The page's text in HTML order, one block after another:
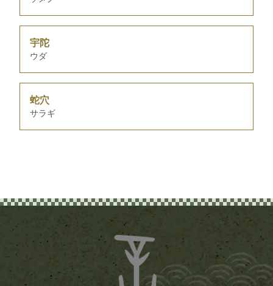
宇陀
ウダ
蛇穴
サラギ